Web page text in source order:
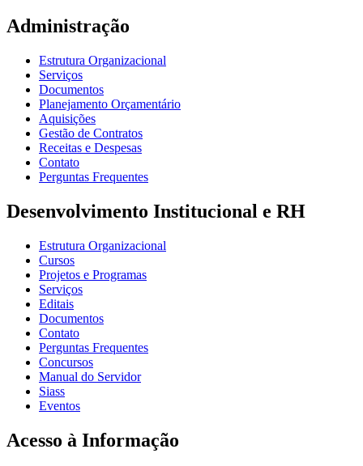
Administração
Estrutura Organizacional
Serviços
Documentos
Planejamento Orçamentário
Aquisições
Gestão de Contratos
Receitas e Despesas
Contato
Perguntas Frequentes
Desenvolvimento Institucional e RH
Estrutura Organizacional
Cursos
Projetos e Programas
Serviços
Editais
Documentos
Contato
Perguntas Frequentes
Concursos
Manual do Servidor
Siass
Eventos
Acesso à Informação